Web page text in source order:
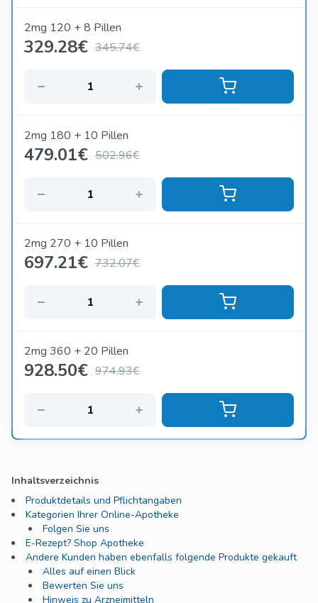
2mg 120 + 8 Pillen
329.28€ 345.74€
2mg 180 + 10 Pillen
479.01€ 502.96€
2mg 270 + 10 Pillen
697.21€ 732.07€
2mg 360 + 20 Pillen
928.50€ 974.93€
Inhaltsverzeichnis
Produktdetails und Pflichtangaben
Kategorien Ihrer Online-Apotheke
Folgen Sie uns
E-Rezept? Shop Apotheke
Andere Kunden haben ebenfalls folgende Produkte gekauft
Alles auf einen Blick
Bewerten Sie uns
Hinweis zu Arzneimitteln